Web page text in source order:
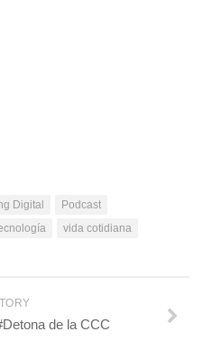
Digital
Podcast
vida cotidiana
de la CCC